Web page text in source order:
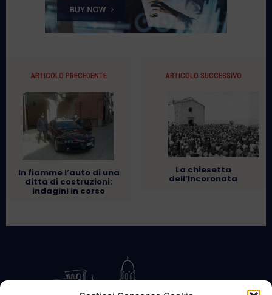
ARTICOLO PRECEDENTE
In fiamme l’auto di una
ditta di costruzioni:
indagini in corso
ARTICOLO SUCCESSIVO
La chiesetta
dell’Incoronata